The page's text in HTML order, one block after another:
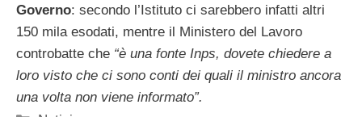
Governo: secondo l’Istituto ci sarebbero infatti altri
150 mila esodati, mentre il Ministero del Lavoro
controbatte che “è una fonte Inps, dovete chiedere a
loro visto che ci sono conti dei quali il ministro ancora
una volta non viene informato”.